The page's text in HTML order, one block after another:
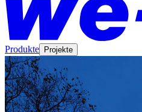
Produkte Projekte